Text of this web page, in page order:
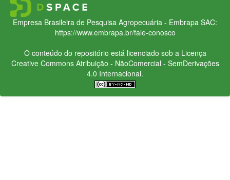
Empresa Brasileira de Pesquisa Agropecuária - Embrapa SAC:
https://www.embrapa.br/fale-conosco
O conteúdo do repositório está licenciado sob a Licença
Creative CommonsAtribuição - NãoComercial - SemDerivações
4.0 Internacional.